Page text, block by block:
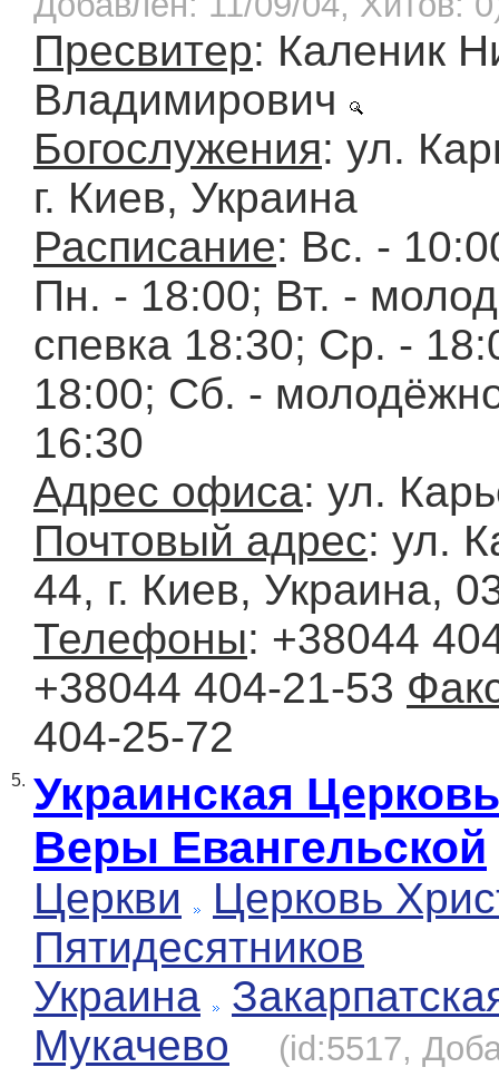
Пресвитер: Каленик
Владимирович
Богослужения: ул.
г. Киев, Украина
Расписание: Вc. -
Пн. - 18:00; Вт. -
спевка 18:30; Ср. -
18:00; Сб. -
16:30
Адрес офиса: ул.
Почтовый адрес: ул.
44, г. Киев, Украина,
Телефоны: +38044
+38044 404-21-53
404-25-72
5. Украинская
Веры Евангельской
Церкви
Церковь
Пятидесятников
Украина
Мукачево
(id:5517,